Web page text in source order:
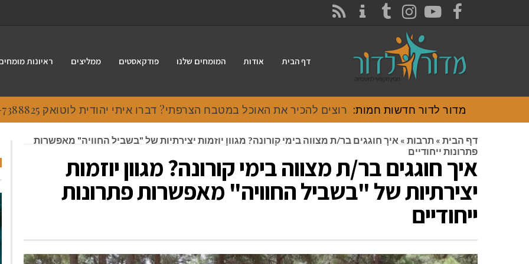
FACEBOOK
YOUTUBE
INSTAGRAM
TUMBLR
דף הבית אודות המומחים שלנו פודקאסטים ממליצים ראיונות
מדור לדור חדשות חמות: רוצים להכיר את האוכל במטבח הצרפתי? דברו איתי יהודית לוטואק 054-7388825.
דף הבית » תרבות » איך חוגגים בר/ת מצווה בימי קורונה? מגוון יוזמות יצירתיות של "בשביל החוויה" מאפשרות
פתרונות ייחודיים
איך חוגגים בר/ת מצווה בימי קורונה? מגוון יוזמות
יצירתיות של "בשביל החוויה" מאפשרות פתרונות
ייחודיים